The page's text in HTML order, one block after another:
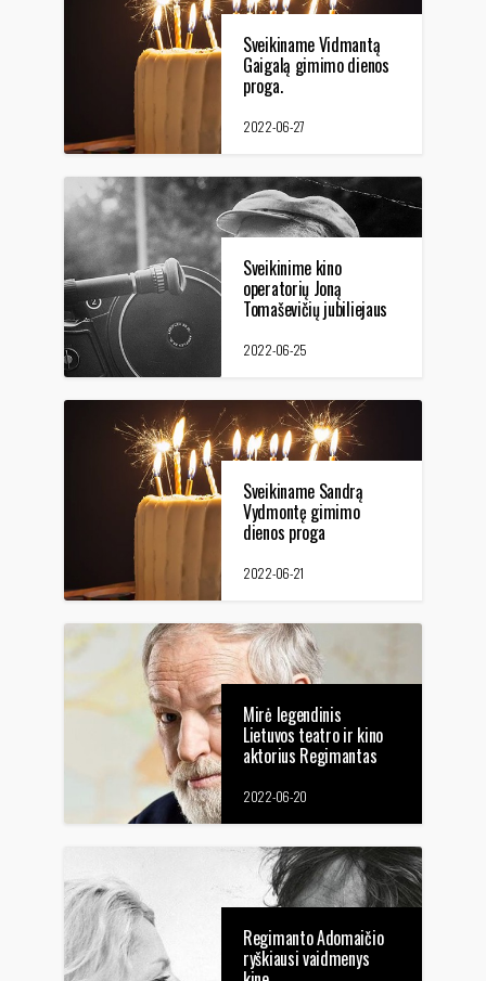
Sveikiname Vidmantą
Gaigalą gimimo dienos
proga.
2022-06-27
Sveikinime kino
operatorių Joną
Tomaševičių jubiliejaus
2022-06-25
Sveikiname Sandrą
Vydmontę gimimo
dienos proga
2022-06-21
Mirė legendinis
Lietuvos teatro ir kino
aktorius Regimantas
2022-06-20
Regimanto Adomaičio
ryškiausi vaidmenys